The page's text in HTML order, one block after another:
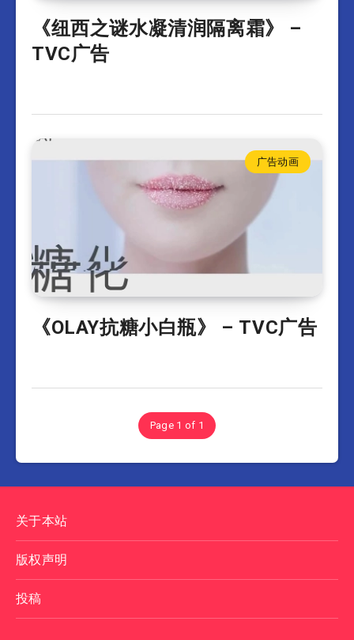
《纽西之谜水凝清润隔离霜》 –
TVC广告
广告动画
《OLAY抗糖小白瓶》 – TVC广告
Page 1 of 1
关于本站
版权声明
投稿